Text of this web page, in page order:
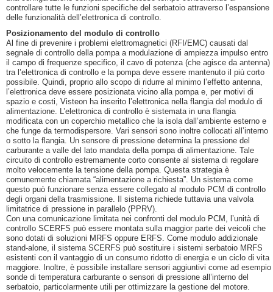
controllare tutte le funzioni specifiche del serbatoio attraverso l’espansione
delle funzionalità dell’elettronica di controllo.
Posizionamento del modulo di controllo
Al fine di prevenire i problemi elettromagnetici (RFI/EMC) causati dal
segnale di controllo della pompa a modulazione di ampiezza impulso entro
il campo di frequenze specifico, il cavo di potenza (che agisce da antenna)
tra l’elettronica di controllo e la pompa deve essere mantenuto il più corto
possibile. Quindi, proprio allo scopo di ridurre al minimo l’effetto antenna,
l’elettronica deve essere posizionata vicino alla pompa e, per motivi di
spazio e costi, Visteon ha inserito l’elettronica nella flangia del modulo di
alimentazione. L’elettronica di controllo è sistemata in una flangia
modificata con un coperchio metallico che la isola dall’ambiente esterno e
che funge da termodispersore. Vari sensori sono inoltre collocati all’interno
o sotto la flangia. Un sensore di pressione determina la pressione del
carburante a valle del lato mandata della pompa di alimentazione. Tale
circuito di controllo estremamente corto consente al sistema di regolare
molto velocemente la tensione della pompa. Questa strategia è
comunemente chiamata “alimentazione a richiesta”. Un sistema come
questo può funzionare senza essere collegato al modulo PCM di controllo
degli organi della trasmissione. Il sistema richiede tuttavia una valvola
limitatrice di pressione in parallelo (PPRV).
Con una comunicazione limitata nei confronti del modulo PCM, l’unità di
controllo SCERFS può essere montata sulla maggior parte dei veicoli che
sono dotati di soluzioni MRFS oppure ERFS. Come modulo addizionale
stand-alone, il sistema SCERFS può sostituire i sistemi serbatoio MRFS
esistenti con il vantaggio di un consumo ridotto di energia e un ciclo di vita
maggiore. Inoltre, è possibile installare sensori aggiuntivi come ad esempio
sonde di temperatura carburante o sensori di pressione all’interno del
serbatoio, particolarmente utili per ottimizzare la gestione del motore.